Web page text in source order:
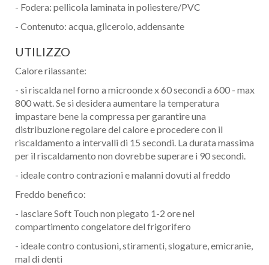
- Fodera: pellicola laminata in poliestere/PVC
- Contenuto: acqua, glicerolo, addensante
UTILIZZO
Calore rilassante:
- si riscalda nel forno a microonde x 60 secondi a 600 - max
800 watt. Se si desidera aumentare la temperatura
impastare bene la compressa per garantire una
distribuzione regolare del calore e procedere con il
riscaldamento a intervalli di 15 secondi. La durata massima
per il riscaldamento non dovrebbe superare i 90 secondi.
- ideale contro contrazioni e malanni dovuti al freddo
Freddo benefico:
- lasciare Soft Touch non piegato 1-2 ore nel
compartimento congelatore del frigorifero
- ideale contro contusioni, stiramenti, slogature, emicranie,
mal di denti